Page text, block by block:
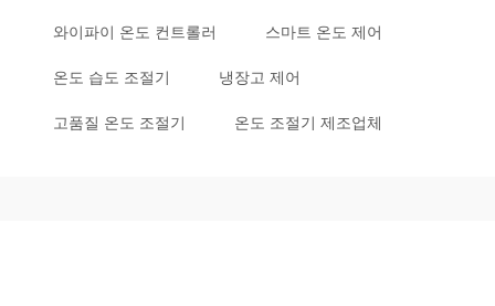
와이파이 온도 컨트롤러 스마트 온도 제어
온도 습도 조절기 냉장고 제어
고품질 온도 조절기 온도 조절기 제조업체